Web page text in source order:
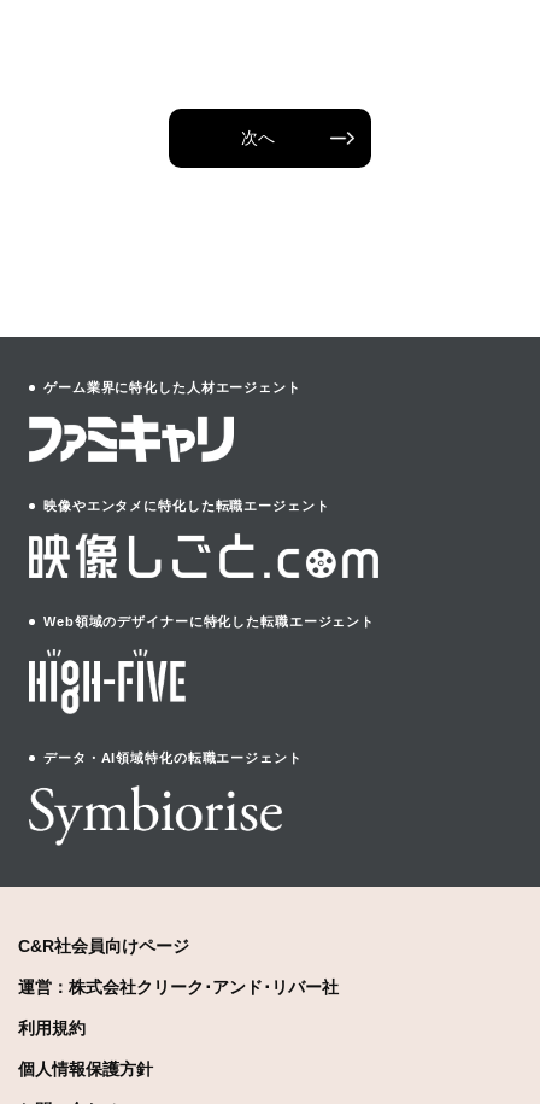
次へ
ゲーム業界に特化した人材エージェント
映像やエンタメに特化した転職エージェント
Web領域のデザイナーに特化した転職エージェント
データ・AI領域特化の転職エージェント
C&R社会員向けページ
運営：株式会社クリーク･アンド･リバー社
利用規約
個人情報保護方針